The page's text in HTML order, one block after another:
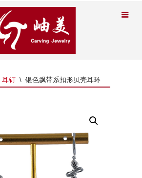
耳钉 \ 银色飘带系扣形贝壳耳环